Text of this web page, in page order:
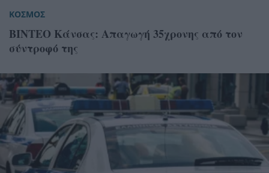
ΚΟΣΜΟΣ
ΒΙΝΤΕΟ Κάνσας: Απαγωγή 35χρονης από τον
σύντροφό της